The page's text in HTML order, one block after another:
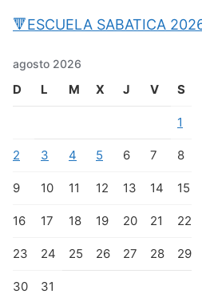
🔻ESCUELA SABATICA
agosto 2026
D L M X J V S
1
2 3 4 5 6 7 8
9 10 11 12 13 14 15
16 17 18 19 20 21 22
23 24 25 26 27 28 29
30 31